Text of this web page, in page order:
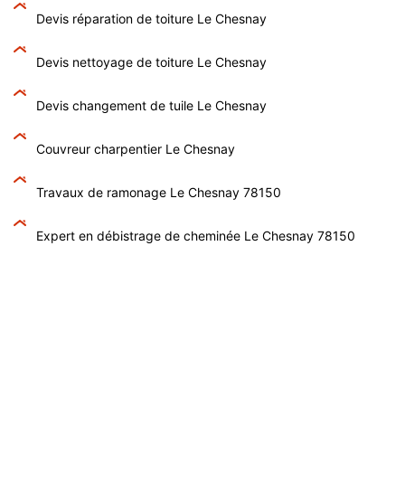
Devis réparation de toiture Le Chesnay
Devis nettoyage de toiture Le Chesnay
Devis changement de tuile Le Chesnay
Couvreur charpentier Le Chesnay
Travaux de ramonage Le Chesnay 78150
Expert en débistrage de cheminée Le Chesnay 78150